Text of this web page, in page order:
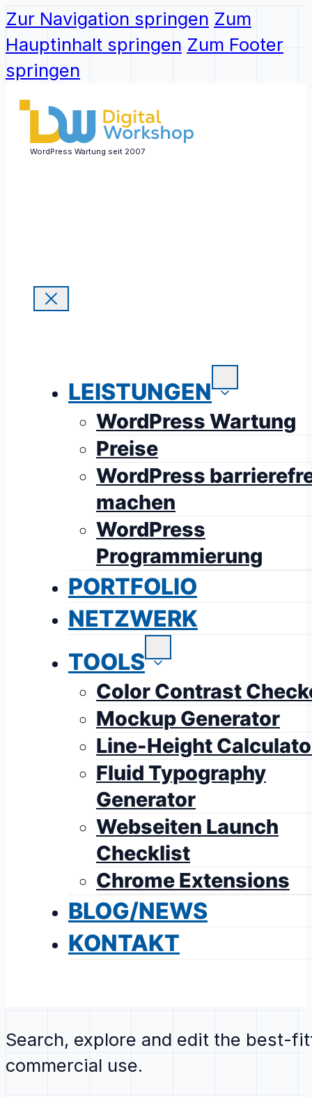
Zur Navigation springen Zum
Hauptinhalt springen Zum Footer
springen
WordPress Wartung seit 2007
LEISTUNGEN
WordPress Wartung
Preise
WordPress
machen
WordPress
Programmierung
PORTFOLIO
NETZWERK
TOOLS
Color Contrast
Mockup Generator
Line-Height
Fluid Typography
Generator
Webseiten Launch
Checklist
Chrome Extensions
BLOG/NEWS
KONTAKT
Search, explore and edit the best-
commercial use.